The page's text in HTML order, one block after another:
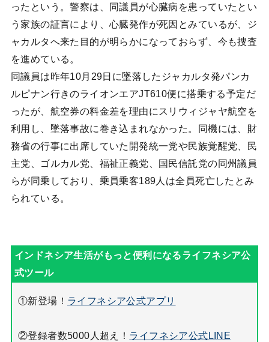
ったという。警察は、同議員が心臓病を患っていたとい
う家族の証言により、心臓発作が死因とみているが、ジ
ャカルタへ来た目的が明らかになっておらず、今も捜査
を進めている。
同議員は昨年10月29日に墜落したジャカルタ発パンカ
ルピナン行きのライオンエアJT610便に搭乗する予定だ
ったが、航空券の料金差を理由にスリウィジャヤ航空を
利用し、墜落事故に巻き込まれなかった。同機には、財
務省の行事に出席していた開発統一党や民族覚醒党、民
主党、ゴルカル党、福祉正義党、国民信託党の同州議員
らが同乗しており、乗員乗客189人は全員死亡したとみ
られている。
①新登場！ ライフネシア公式アプリ
②登録者数5000人超え！ ライフネシア公式LINE